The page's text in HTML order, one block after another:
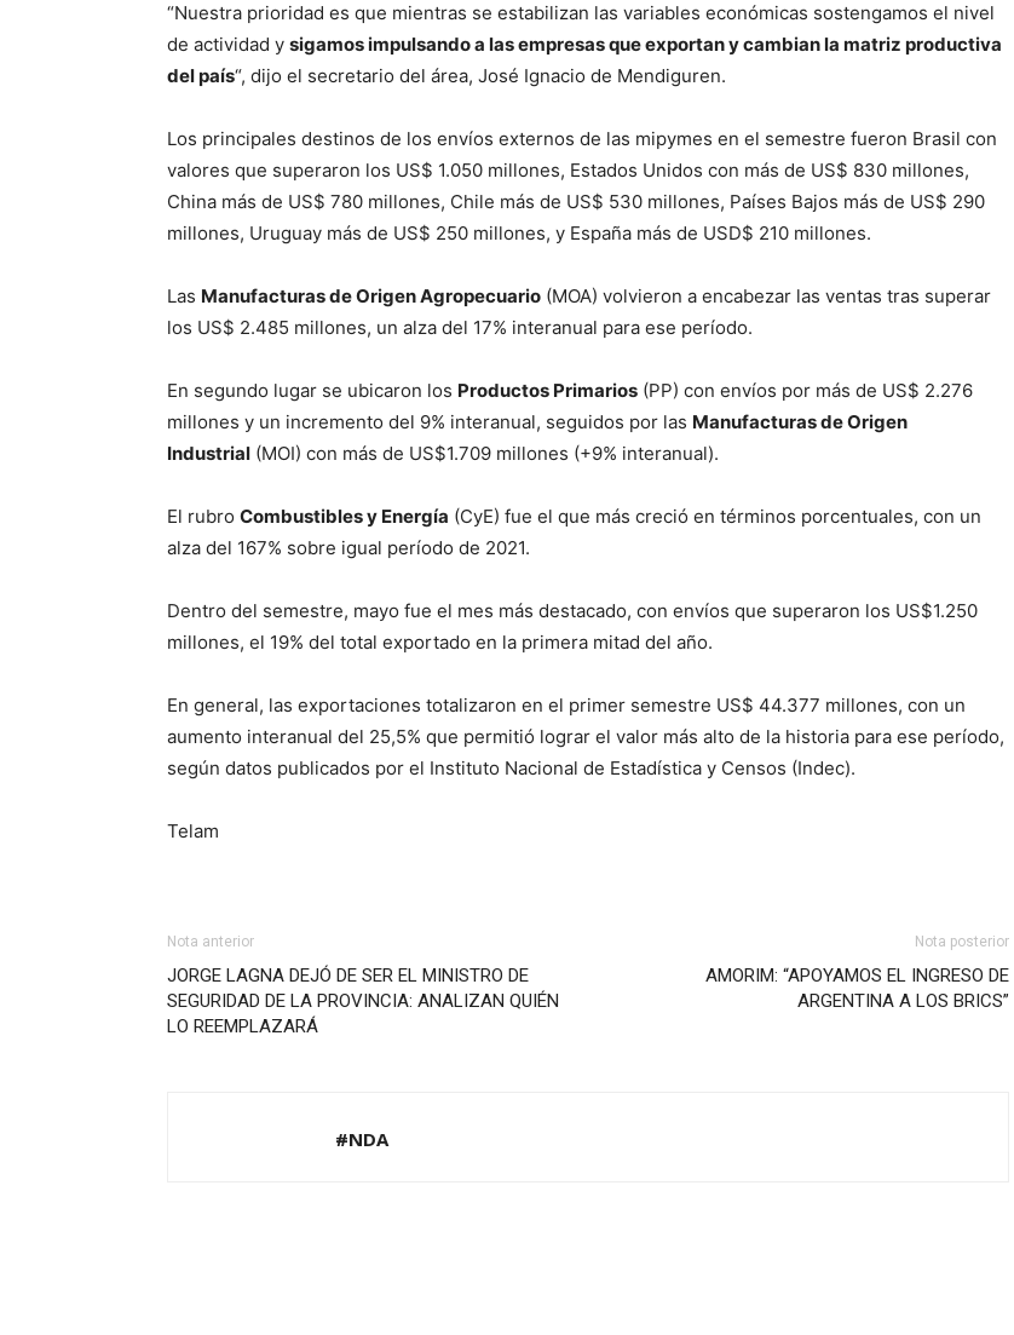
“Nuestra prioridad es que mientras se estabilizan las variables económicas sostengamos el nivel
de actividad y sigamos impulsando a las empresas que exportan y cambian la matriz productiva
del país“, dijo el secretario del área, José Ignacio de Mendiguren.
Los principales destinos de los envíos externos de las mipymes en el semestre fueron Brasil con
valores que superaron los US$ 1.050 millones, Estados Unidos con más de US$ 830 millones,
China más de US$ 780 millones, Chile más de US$ 530 millones, Países Bajos más de US$ 290
millones, Uruguay más de US$ 250 millones, y España más de USD$ 210 millones.
Las Manufacturas de Origen Agropecuario (MOA) volvieron a encabezar las ventas tras superar
los US$ 2.485 millones, un alza del 17% interanual para ese período.
En segundo lugar se ubicaron los Productos Primarios (PP) con envíos por más de US$ 2.276
millones y un incremento del 9% interanual, seguidos por las Manufacturas de Origen
Industrial (MOI) con más de US$1.709 millones (+9% interanual).
El rubro Combustibles y Energía (CyE) fue el que más creció en términos porcentuales, con un
alza del 167% sobre igual período de 2021.
Dentro del semestre, mayo fue el mes más destacado, con envíos que superaron los US$1.250
millones, el 19% del total exportado en la primera mitad del año.
En general, las exportaciones totalizaron en el primer semestre US$ 44.377 millones, con un
aumento interanual del 25,5% que permitió lograr el valor más alto de la historia para ese período,
según datos publicados por el Instituto Nacional de Estadística y Censos (Indec).
Telam
Nota anterior
JORGE LAGNA DEJÓ DE SER EL MINISTRO DE
SEGURIDAD DE LA PROVINCIA: ANALIZAN QUIÉN
LO REEMPLAZARÁ
Nota posterior
AMORIM: “APOYAMOS EL INGRESO DE
ARGENTINA A LOS BRICS”
#NDA